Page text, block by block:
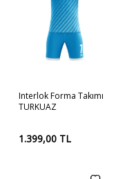
Interlok Forma Takımı
TURKUAZ
1.399,00TL